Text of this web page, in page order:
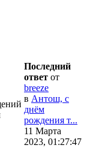
Последний
ответ от
breeze
в Антош, с
днём
рождения т...
11 Марта
2023, 01:27:47